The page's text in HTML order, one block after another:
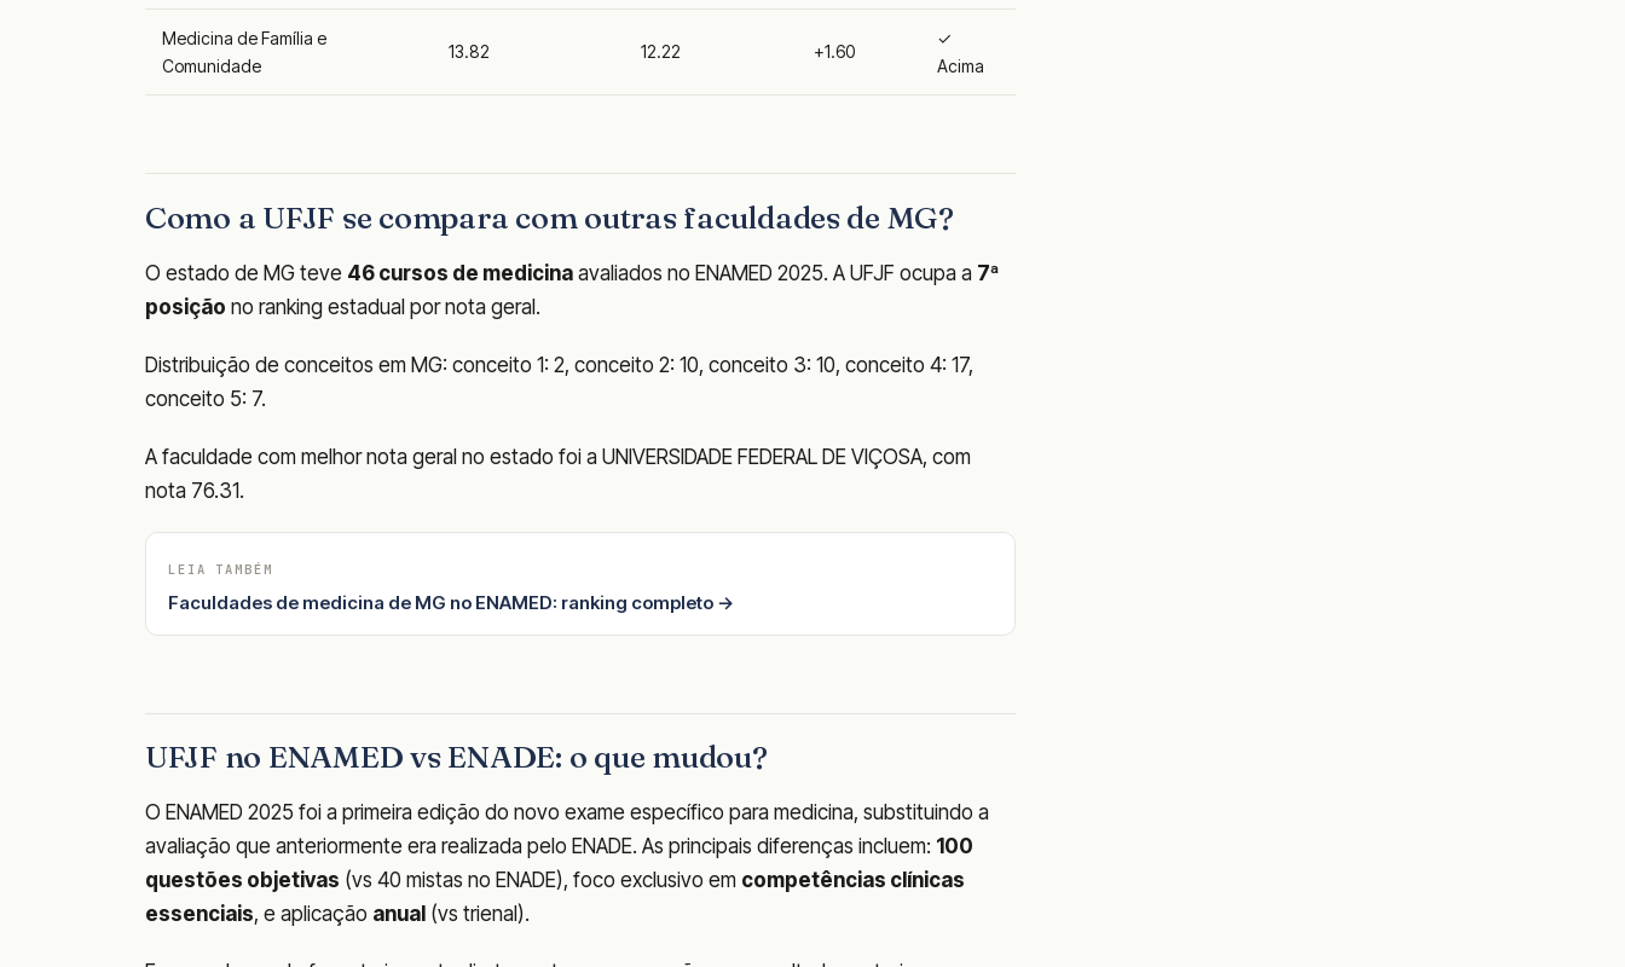
Medicina de Família e
Comunidade
13.82 12.22 +1.60
✓
Acima
Como a UFJF se compara com outras faculdades de MG?
O estado de MG teve 46 cursos de medicina avaliados no ENAMED 2025. A UFJF ocupa a 7ª
posição no ranking estadual por nota geral.
Distribuição de conceitos em MG: conceito 1: 2, conceito 2: 10, conceito 3: 10, conceito 4: 17,
conceito 5: 7.
A faculdade com melhor nota geral no estado foi a UNIVERSIDADE FEDERAL DE VIÇOSA, com
nota 76.31.
LEIA TAMBÉM
Faculdades de medicina de MG no ENAMED: ranking completo →
UFJF no ENAMED vs ENADE: o que mudou?
O ENAMED 2025 foi a primeira edição do novo exame específico para medicina, substituindo a
avaliação que anteriormente era realizada pelo ENADE. As principais diferenças incluem: 100
questões objetivas (vs 40 mistas no ENADE), foco exclusivo em competências clínicas
essenciais, e aplicação anual (vs trienal).